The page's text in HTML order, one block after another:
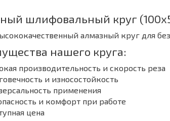
шлифовальный круг
алмазный круг для
нашего круга:
производительность и скорость реза
и износостойкость
применения
и комфорт при работе
цена